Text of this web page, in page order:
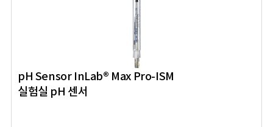
pH Sensor InLab® Max Pro-ISM
실험실 pH 센서